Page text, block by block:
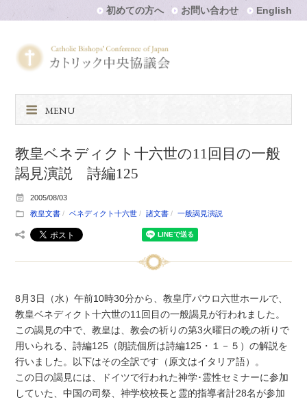
初めての方へ お問い合わせ English
MENU
教皇ベネディクト十六世の11回目の一般
謁見演説 詩編125
2005/08/03
教皇文書
ベネディクト十六世 諸文書 一般謁見演説
8月3日（水）午前10時30分から、教皇庁パウロ六世ホールで、
教皇ベネディクト十六世の11回目の一般謁見が行われました。
この謁見の中で、教皇は、教会の祈りの第3火曜日の晩の祈りで
用いられる、詩編125（朗読個所は詩編125・１－５）の解説を
行いました。以下はその全訳です（原文はイタリア語）。
この日の謁見には、ドイツで行われた神学･霊性セミナーに参加
していた、中国の司祭、神学校校長と霊的指導者計28名が参加